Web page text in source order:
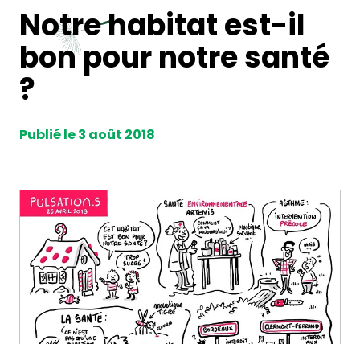
Notre habitat est-il
bon pour notre santé
?
Publié le 3 août 2018